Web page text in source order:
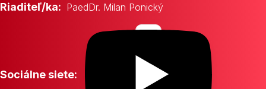
Riaditeľ/ka: PaedDr. Milan Ponický
Sociálne siete: